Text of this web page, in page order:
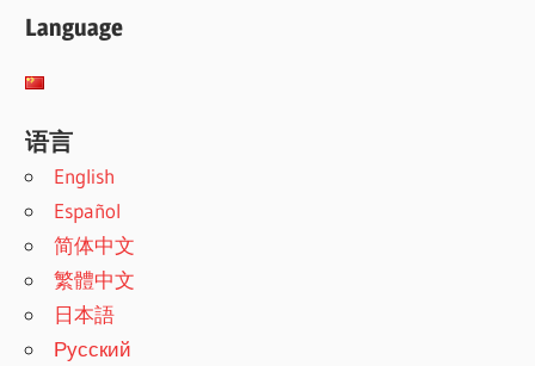
Language
语言
English
Español
简体中文
繁體中文
日本語
Русский